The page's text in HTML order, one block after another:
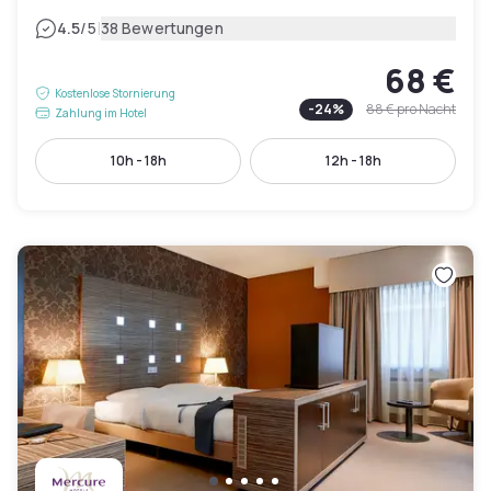
4.5/5|38 Bewertungen
Kostenlose Stornierung
Zahlung im Hotel
68 €
-24% 88 €pro Nacht
10h - 18h 12h - 18h